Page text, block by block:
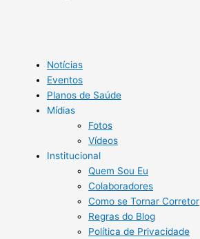
Notícias
Eventos
Planos de Saúde
Mídias
Fotos
Vídeos
Institucional
Quem Sou Eu
Colaboradores
Como se Tornar Corretor
Regras do Blog
Política de Privacidade